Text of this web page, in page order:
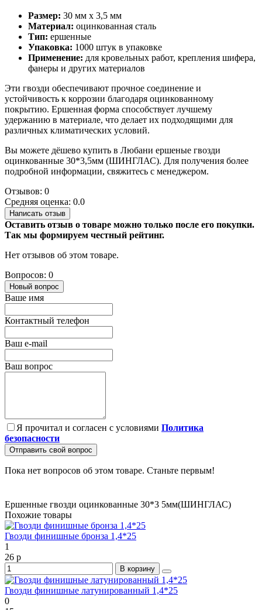
Размер: 30 мм x 3,5 мм
Материал: оцинкованная сталь
Тип: ершенные
Упаковка: 1000 штук в упаковке
Применение: для кровельных работ, крепления шифера,
фанеры и других материалов
Эти гвозди обеспечивают прочное соединение и
устойчивость к коррозии благодаря оцинкованному
покрытию. Ершенная форма способствует лучшему
удержанию в материале, что делает их подходящими для
различных климатических условий.
Вы можете дёшево купить в Любани ершеные гвозди
оцинкованные 30*3,5мм (ШИНГЛАС). Для получения более
подробной информации, свяжитесь с менеджером.
Отзывов: 0
Средняя оценка: 0.0
Написать отзыв
Оставить отзыв о товаре можно только после его покупки.
Так мы формируем честный рейтинг.
Нет отзывов об этом товаре.
Вопросов: 0
Новый вопрос
Ваше имя
Контактный телефон
Ваш e-mail
Ваш вопрос
Я прочитал и согласен с условиями Политика
безопасности
Отправить свой вопрос
Пока нет вопросов об этом товаре. Станьте первым!
Ершенные гвозди оцинкованные 30*3 5мм(ШИНГЛАС)
Похожие товары
Гвозди финишные бронза 1,4*25
1
26 р
В корзину
Гвозди финишные латунированный 1,4*25
0